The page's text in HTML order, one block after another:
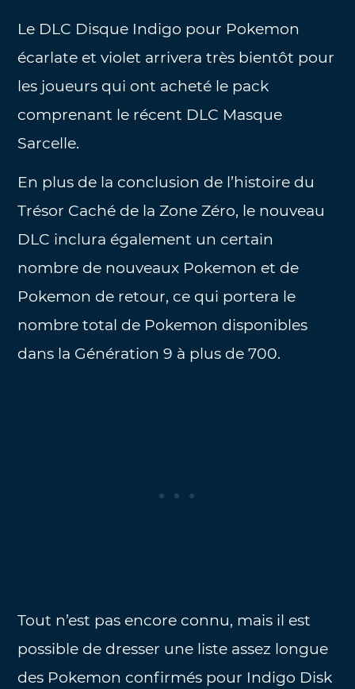
Le DLC Disque Indigo pour Pokemon
écarlate et violet arrivera très bientôt pour
les joueurs qui ont acheté le pack
comprenant le récent DLC Masque
Sarcelle.
En plus de la conclusion de l’histoire du
Trésor Caché de la Zone Zéro, le nouveau
DLC inclura également un certain
nombre de nouveaux Pokemon et de
Pokemon de retour, ce qui portera le
nombre total de Pokemon disponibles
dans la Génération 9 à plus de 700.
Tout n’est pas encore connu, mais il est
possible de dresser une liste assez longue
des Pokemon confirmés pour Indigo Disk